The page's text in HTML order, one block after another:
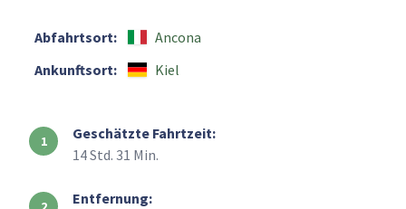
Abfahrtsort:
Ancona
Ankunftsort:
Kiel
Geschätzte Fahrtzeit:
14 Std. 31 Min.
Entfernung: